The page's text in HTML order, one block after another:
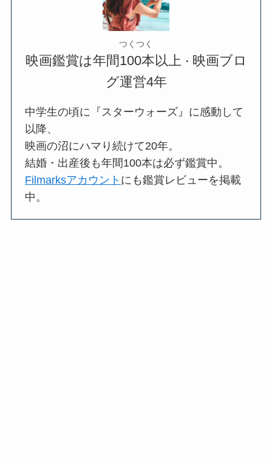
つくつく
映画鑑賞は年間100本以上 ・ 映画ブロ
グ運営4年
中学生の頃に『スターウォーズ』に感動して
以降、
映画の沼にハマり続けて20年。
結婚・出産後も年間100本は必ず鑑賞中。
Filmarksアカウント にも鑑賞レビューを掲載
中。